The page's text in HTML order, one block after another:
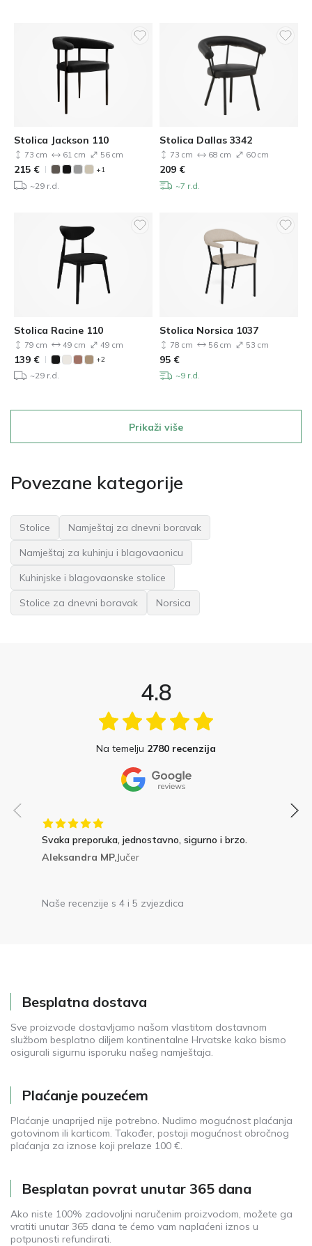
Stolica Jackson 110
73 cm 61 cm 56 cm
215 € +1
~29 r.d.
Stolica Dallas 3342
73 cm 68 cm 60 cm
209 €
~7 r.d.
Stolica Racine 110
79 cm 49 cm 49 cm
139 € +2
~29 r.d.
Stolica Norsica 1037
78 cm 56 cm 53 cm
95 €
~9 r.d.
Prikaži više
Povezane kategorije
Stolice
Namještaj za dnevni boravak
Namještaj za kuhinju i blagovaonicu
Kuhinjske i blagovaonske stolice
Stolice za dnevni boravak
Norsica
4.8
Na temelju 2780 recenzija
Svaka preporuka, jednostavno, sigurno i brzo.
Aleksandra MP,Jučer
Naše recenzije s 4 i 5 zvjezdica
Besplatna dostava
Sve proizvode dostavljamo našom vlastitom dostavnom
službom besplatno diljem kontinentalne Hrvatske kako bismo
osigurali sigurnu isporuku našeg namještaja.
Plaćanje pouzećem
Plaćanje unaprijed nije potrebno. Nudimo mogućnost plaćanja
gotovinom ili karticom. Također, postoji mogućnost obročnog
plaćanja za iznose koji prelaze 100 €.
Besplatan povrat unutar 365 dana
Ako niste 100% zadovoljni naručenim proizvodom, možete ga
vratiti unutar 365 dana te ćemo vam naplaćeni iznos u
potpunosti refundirati.